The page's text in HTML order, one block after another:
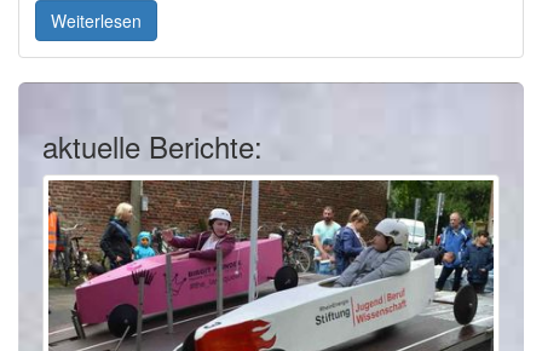
Weiterlesen
aktuelle Berichte: